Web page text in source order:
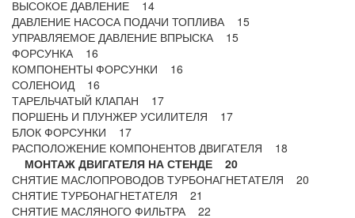
ВЫСОКОЕ ДАВЛЕНИЕ 14
ДАВЛЕНИЕ НАСОСА ПОДАЧИ ТОПЛИВА 15
УПРАВЛЯЕМОЕ ДАВЛЕНИЕ ВПРЫСКА 15
ФОРСУНКА 16
КОМПОНЕНТЫ ФОРСУНКИ 16
СОЛЕНОИД 16
ТАРЕЛЬЧАТЫЙ КЛАПАН 17
ПОРШЕНЬ И ПЛУНЖЕР УСИЛИТЕЛЯ 17
БЛОК ФОРСУНКИ 17
РАСПОЛОЖЕНИЕ КОМПОНЕНТОВ ДВИГАТЕЛЯ 18
МОНТАЖ ДВИГАТЕЛЯ НА СТЕНДЕ 20
СНЯТИЕ МАСЛОПРОВОДОВ ТУРБОНАГНЕТАТЕЛЯ 20
СНЯТИЕ ТУРБОНАГНЕТАТЕЛЯ 21
СНЯТИЕ МАСЛЯНОГО ФИЛЬТРА 22